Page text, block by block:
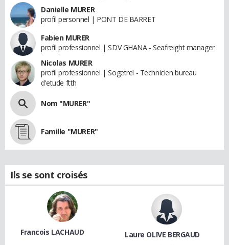
Danielle MURER
profil personnel | PONT DE BARRET
Fabien MURER
profil professionnel | SDV GHANA - Seafreight manager
Nicolas MURER
profil professionnel | Sogetrel - Technicien bureau
d'etude ftth
Nom "MURER"
Famille "MURER"
Ils se sont croisés
Francois LACHAUD Laure OLIVE BERGAUD